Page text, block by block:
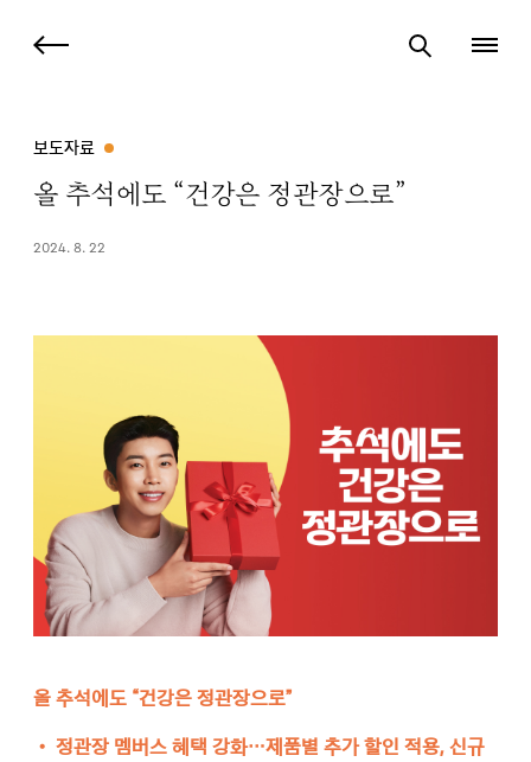
보도자료
올 추석에도 “건강은 정관장으로”
2024. 8. 22
올 추석에도 “건강은 정관장으로”
• 정관장 멤버스 혜택 강화…제품별 추가 할인 적용, 신규